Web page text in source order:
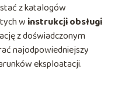
z katalogów
w instrukcji obsługi
z doświadczonym
najodpowiedniejszy
eksploatacji.